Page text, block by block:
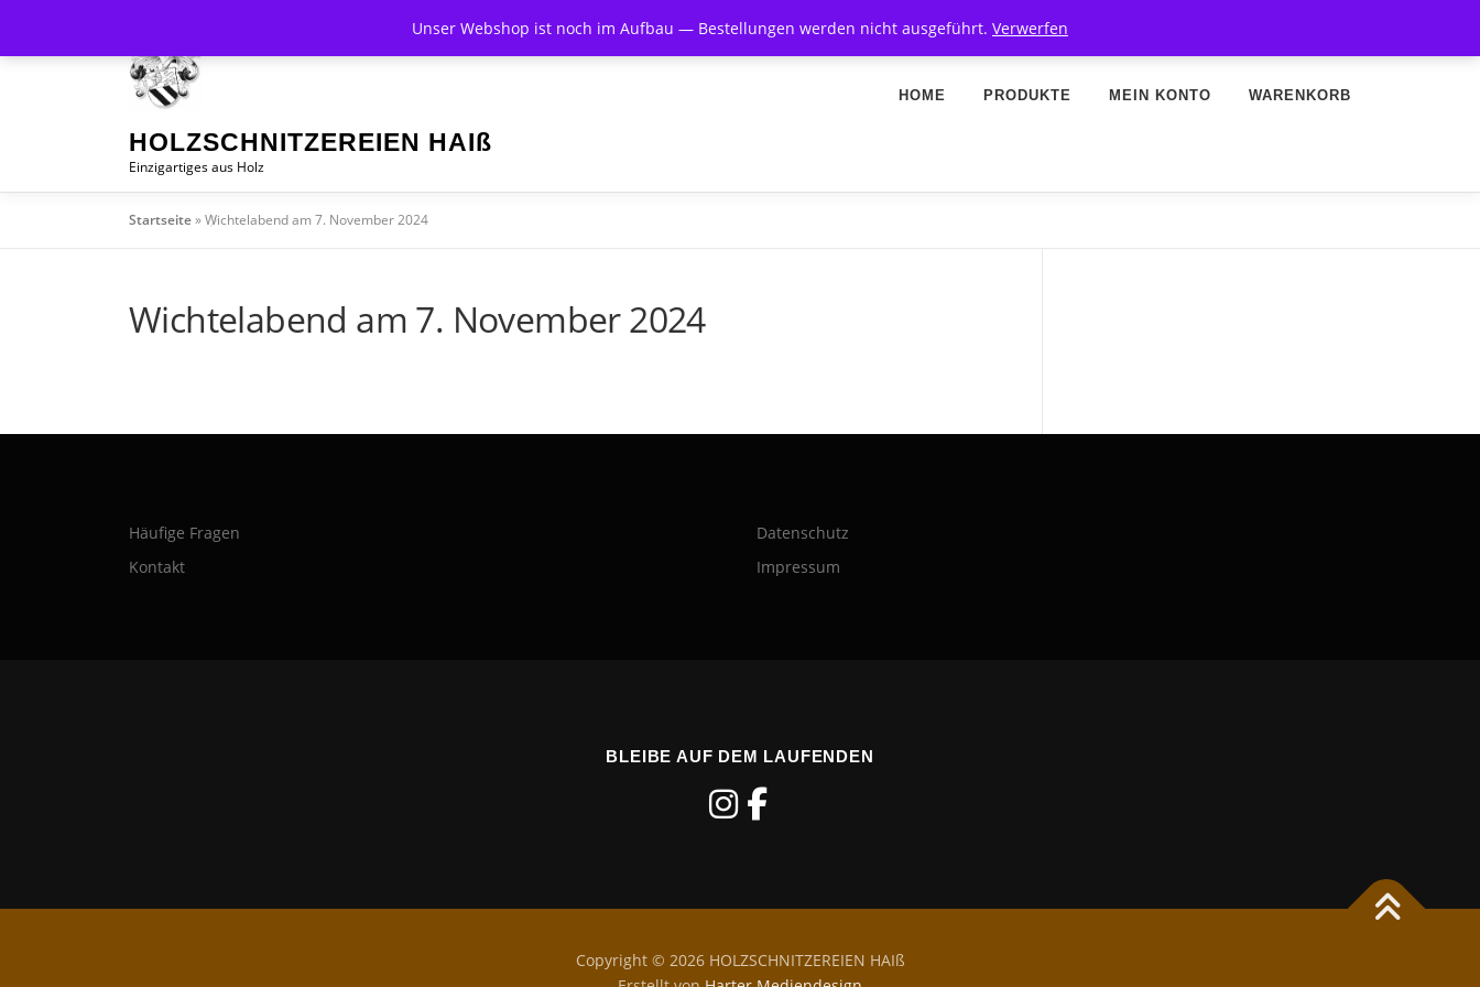
Unser Webshop ist noch im Aufbau — Bestellungen werden nicht ausgeführt. Verwerfen
springen
HOLZSCHNITZEREIEN HAIß
Einzigartiges aus Holz
HOME PRODUKTE MEIN KONTO WARENKORB
Startseite»Wichtelabend am 7. November 2024
Wichtelabend am 7. November 2024
Häufige Fragen
Kontakt
Datenschutz
Impressum
BLEIBE AUF DEM LAUFENDEN
Copyright © 2026 HOLZSCHNITZEREIEN HAIß